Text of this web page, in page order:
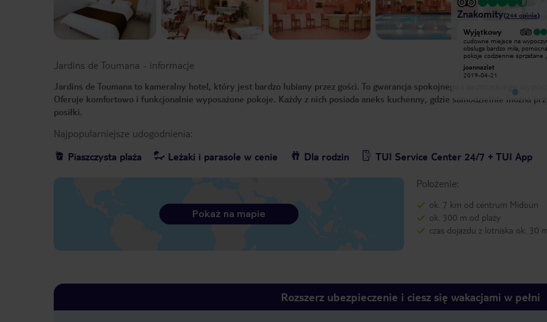
Znakomity(244 opinie)
Wyjątkowy
cudowne miejsce na wypoczynek.
plaze rozkladaja ci lezak i nakladaja
mate. naprawde mozna tam
odpoczac, bez tego zgielku w innych
hotelach. prywatnosc i spokoj w
Wyjątkowy
cudowne miejsce na
obsluga bardzo mila, pomocna.
pokoje codziennie sprzatane ,
lezaki,parasole i pomocni
hotelu,ktorzy po twoim
mate. naprawde mozna tam
odpoczac, bez tego zgielku w
hotelach. prywatnosc i spokoj
joannaziet
2019-04-21
Jardins de Toumana - informacje
Jardins de Toumana to kameralny hotel, który jest bardzo lubiany przez gości. To gwarancja spokojnego i beztroskiego
Oferuje komfortowo i funkcjonalnie wyposażone pokoje. Każdy z nich posiada aneks kuchenny, gdzie samodzielnie można
posiłki.
Najpopularniejsze udogodnienia:
Piaszczysta plaża
Leżaki i parasole w cenie Dla rodzin TUI Service Center 24/7 + TUI App
Położenie:
ok. 7 km od centrum Midoun
ok. 300 m od plaży
czas dojazdu z lotniska ok. 30
Pokaż na mapie
Rozszerz ubezpieczenie i ciesz się wakacjami w pełni